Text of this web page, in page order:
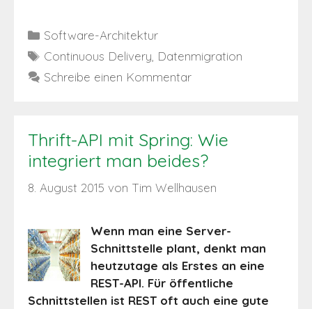
Kategorien
Software-Architektur
Schlagwörter
Continuous Delivery Datenmigration
Schreibe einen Kommentar
Thrift-API mit Spring: Wie
integriert man beides?
8. August 2015 von Tim Wellhausen
Wenn man eine Server-
Schnittstelle plant, denkt man
heutzutage als Erstes an eine
REST-API. Für öffentliche
Schnittstellen ist REST oft auch eine gute